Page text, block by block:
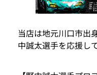
当店は地元川口市
中誠太選手を応援し